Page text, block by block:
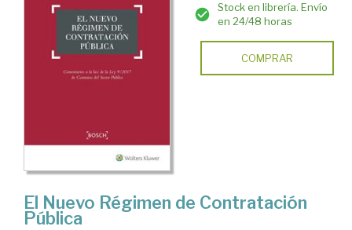
Stock en librería. Envío
en 24/48 horas
COMPRAR
El Nuevo Régimen de Contratación
Pública